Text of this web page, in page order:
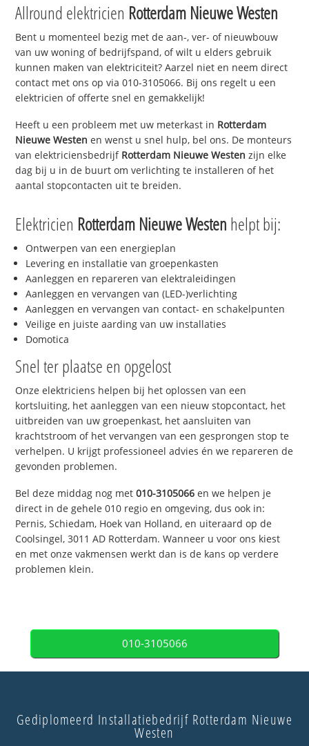
Allround elektricien Rotterdam Nieuwe Westen
Bent u momenteel bezig met de aan-, ver- of nieuwbouw
van uw woning of bedrijfspand, of wilt u elders gebruik
kunnen maken van elektriciteit? Aarzel niet en neem direct
contact met ons op via 010-3105066. Bij ons regelt u een
elektricien of offerte snel en gemakkelijk!
Heeft u een probleem met uw meterkast in Rotterdam
Nieuwe Westen en wenst u snel hulp, bel ons. De monteurs
van elektriciensbedrijf Rotterdam Nieuwe Westen zijn elke
dag bij u in de buurt om verlichting te installeren of het
aantal stopcontacten uit te breiden.
Elektricien Rotterdam Nieuwe Westen helpt bij:
Ontwerpen van een energieplan
Levering en installatie van groepenkasten
Aanleggen en repareren van elektraleidingen
Aanleggen en vervangen van (LED-)verlichting
Aanleggen en vervangen van contact- en schakelpunten
Veilige en juiste aarding van uw installaties
Domotica
Snel ter plaatse en opgelost
Onze elektriciens helpen bij het oplossen van een
kortsluiting, het aanleggen van een nieuw stopcontact, het
uitbreiden van uw groepenkast, het aansluiten van
krachtstroom of het vervangen van een gesprongen stop te
verhelpen. U krijgt professioneel advies én we repareren de
gevonden problemen.
Bel deze middag nog met010-3105066 en we helpen je
direct in de gehele 010 regio en omgeving, dus ook in:
Pernis, Schiedam, Hoek van Holland, en uiteraard op de
Coolsingel, 3011 AD Rotterdam. Wanneer u voor ons kiest
en met onze vakmensen werkt dan is de kans op verdere
problemen klein.
010-3105066
Gediplomeerd Installatiebedrijf Rotterdam Nieuwe
Westen